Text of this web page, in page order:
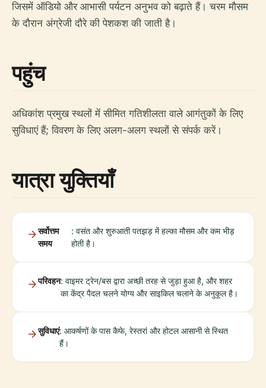
जिसमें ऑडियो और आभासी पर्यटन अनुभव को बढ़ाते हैं। चरम मौसम
के दौरान अंग्रेजी दौरे की पेशकश की जाती है।
पहुंच
अधिकांश प्रमुख स्थलों में सीमित गतिशीलता वाले आगंतुकों के लिए
सुविधाएं हैं; विवरण के लिए अलग-अलग स्थलों से संपर्क करें।
यात्रा युक्तियाँ
सर्वोत्तम
समय
: वसंत और शुरुआती पतझड़ में हल्का मौसम और कम भीड़
होती है।
परिवहन: वाइमर ट्रेन/बस द्वारा अच्छी तरह से जुड़ा हुआ है, और शहर
का केंद्र पैदल चलने योग्य और साइकिल चलाने के अनुकूल है।
सुविधाएं: आकर्षणों के पास कैफे, रेस्तरां और होटल आसानी से स्थित
हैं।